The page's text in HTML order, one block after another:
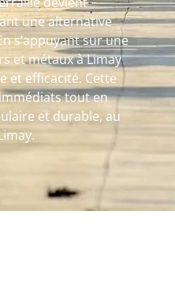
une alternative
s’appuyant sur une
et métaux à Limay
et efficacité. Cette
tout en
et durable, au